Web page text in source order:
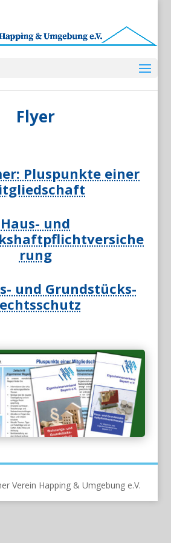
Flyer
Pluspunkte einer
Haus- und
rung
und Grundstücks-
Verein Happing & Umgebung e.V.